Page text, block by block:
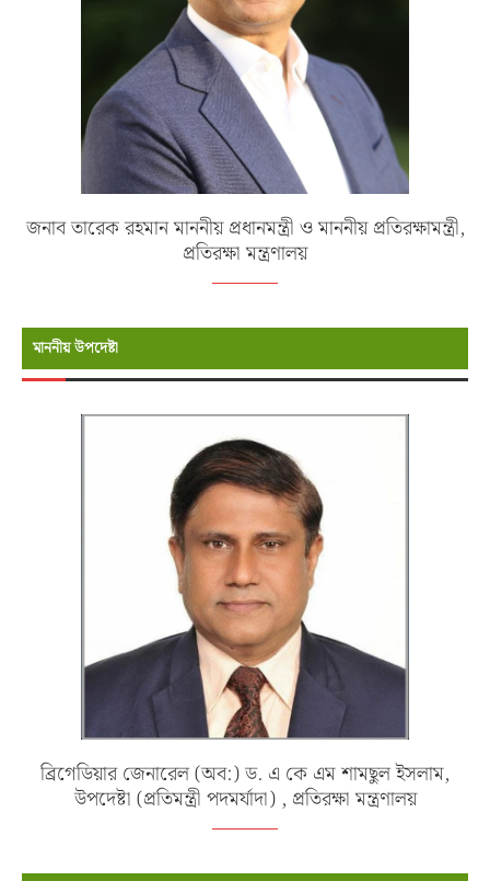
জনাব তারেক রহমান মাননীয় প্রধানমন্ত্রী ও মাননীয় প্রতিরক্ষামন্ত্রী,
প্রতিরক্ষা মন্ত্রণালয়
মাননীয় উপদেষ্টা
ব্রিগেডিয়ার জেনারেল (অব:) ড. এ কে এম শামছুল ইসলাম,
উপদেষ্টা (প্রতিমন্ত্রী পদমর্যাদা) , প্রতিরক্ষা মন্ত্রণালয়